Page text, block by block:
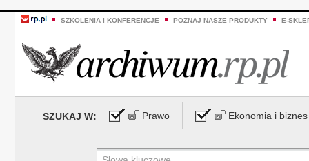
SZKOLENIA I KONFERENCJE POZNAJ NASZE PRODUKTY E-
SZUKAJ W: Prawo Ekonomia i biznes